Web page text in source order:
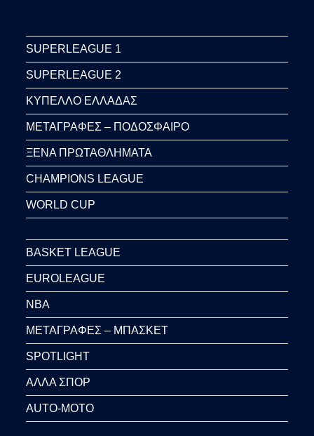
SUPERLEAGUE 1
SUPERLEAGUE 2
ΚΥΠΕΛΛΟ ΕΛΛΑΔΑΣ
ΜΕΤΑΓΡΑΦΕΣ – ΠΟΔΟΣΦΑΙΡΟ
ΞΕΝΑ ΠΡΩΤΑΘΛΗΜΑΤΑ
CHAMPIONS LEAGUE
WORLD CUP
BASKET LEAGUE
EUROLEAGUE
NBA
ΜΕΤΑΓΡΑΦΕΣ – ΜΠΑΣΚΕΤ
SPOTLIGHT
ΑΛΛΑ ΣΠΟΡ
AUTO-MOTO